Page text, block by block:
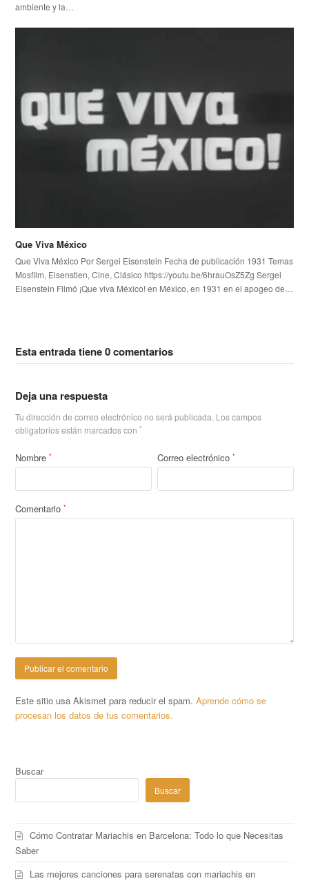
ambiente y la…
Que Viva México
Que Viva México Por Sergei Eisenstein Fecha de publicación 1931 Temas
Mosfilm, Eisenstien, Cine, Clásico https://youtu.be/6hrauOsZ5Zg Sergei
Eisenstein Filmó ¡Que viva México! en México, en 1931 en el apogeo de…
Esta entrada tiene 0 comentarios
Deja una respuesta
Tu dirección de correo electrónico no será publicada. Los campos
obligatorios están marcados con*
Nombre* Correo electrónico*
Comentario*
Este sitio usa Akismet para reducir el spam.Aprende cómo se
procesan los datos de tus comentarios.
Buscar
Buscar
Cómo Contratar Mariachis en Barcelona: Todo lo que Necesitas
Saber
Las mejores canciones para serenatas con mariachis en